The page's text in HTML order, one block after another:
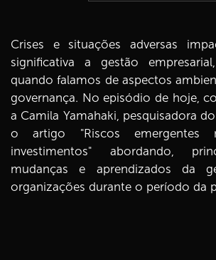
Crises e situações adversas
significativa a gestão
quando falamos de aspectos
governança. No episódio de hoje,
a Camila Yamahaki, pesquisadora
o artigo "Riscos emergentes
investimentos" abordando,
mudanças e aprendizados da
organizações durante o período da